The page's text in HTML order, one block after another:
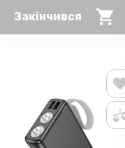
Закінчився